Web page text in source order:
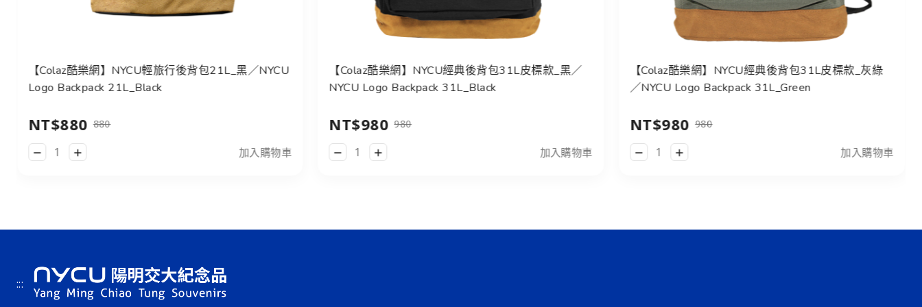
【Colaz酷樂網】NYCU輕旅行後背包21L_黑／NYCU
Logo Backpack 21L_Black
NT$880 880
加入購物車
【Colaz酷樂網】NYCU經典後背包31L皮標款_黑／
NYCU Logo Backpack 31L_Black
NT$980 980
加入購物車
【Colaz酷樂網】NYCU經典後背包31L皮標款_灰綠
／NYCU Logo Backpack 31L_Green
NT$980 980
加入購物車
:::